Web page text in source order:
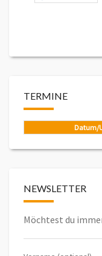
TERMINE
Datum/
NEWSLETTER
Möchtest du